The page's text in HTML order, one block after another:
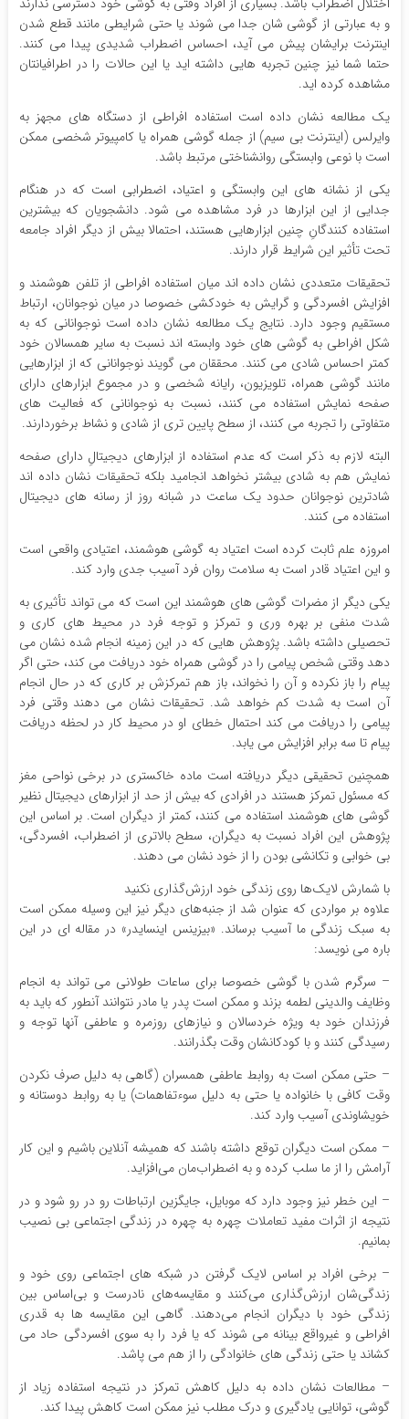
و به عبارتی از گوشی شان جدا می شوند یا حتی شرایطی مانند قطع شدن
اینترنت برایشان پیش می آید، احساس اضطراب شدیدی پیدا می کنند.
حتما شما نیز چنین تجربه هایی داشته اید یا این حالات را در اطرافیانتان
مشاهده کرده اید.
یک مطالعه نشان داده است استفاده افراطی از دستگاه های مجهز به
وایرلس (اینترنت بی سیم) از جمله گوشی همراه یا کامپیوتر شخصی ممکن
است با نوعی وابستگی روانشناختی مرتبط باشد.
یکی از نشانه های این وابستگی و اعتیاد، اضطرابی است که در هنگام
جدایی از این ابزارها در فرد مشاهده می شود. دانشجویان که بیشترین
استفاده کنندگانِ چنین ابزارهایی هستند، احتمالا بیش از دیگر افراد جامعه
تحت تأثیر این شرایط قرار دارند.
تحقیقات متعددی نشان داده اند میان استفاده افراطی از تلفن هوشمند و
افزایش افسردگی و گرایش به خودکشی خصوصا در میان نوجوانان، ارتباط
مستقیم وجود دارد. نتایج یک مطالعه نشان داده است نوجوانانی که به
شکل افراطی به گوشی های خود وابسته اند نسبت به سایر همسالان خود
کمتر احساس شادی می کنند. محققان می گویند نوجوانانی که از ابزارهایی
مانند گوشی همراه، تلویزیون، رایانه شخصی و در مجموع ابزارهای دارای
صفحه نمایش استفاده می کنند، نسبت به نوجوانانی که فعالیت های
متفاوتی را تجربه می کنند، از سطح پایین تری از شادی و نشاط برخوردارند.
البته لازم به ذکر است که عدم استفاده از ابزارهای دیجیتالِ دارای صفحه
نمایش هم به شادی بیشتر نخواهد انجامید بلکه تحقیقات نشان داده اند
شادترین نوجوانان حدود یک ساعت در شبانه روز از رسانه های دیجیتال
استفاده می کنند.
امروزه علم ثابت کرده است اعتیاد به گوشی هوشمند، اعتیادی واقعی است
و این اعتیاد قادر است به سلامت روان فرد آسیب جدی وارد کند.
یکی دیگر از مضرات گوشی های هوشمند این است که می تواند تأثیری به
شدت منفی بر بهره وری و تمرکز و توجه فرد در محیط های کاری و
تحصیلی داشته باشد. پژوهش هایی که در این زمینه انجام شده نشان می
دهد وقتی شخص پیامی را در گوشی همراه خود دریافت می کند، حتی اگر
پیام را باز نکرده و آن را نخواند، باز هم تمرکزش بر کاری که در حال انجام
آن است به شدت کم خواهد شد. تحقیقات نشان می دهند وقتی فرد
پیامی را دریافت می کند احتمال خطای او در محیط کار در لحظه دریافت
پیام تا سه برابر افزایش می یابد.
همچنین تحقیقی دیگر دریافته است ماده خاکستری در برخی نواحی مغز
که مسئول تمرکز هستند در افرادی که بیش از حد از ابزارهای دیجیتال نظیر
گوشی های هوشمند استفاده می کنند، کمتر از دیگران است. بر اساس این
پژوهش این افراد نسبت به دیگران، سطح بالاتری از اضطراب، افسردگی،
بی خوابی و تکانشی بودن را از خود نشان می دهند.
با شمارش لایک‌ها روی زندگی خود ارزش‌گذاری نکنید
علاوه بر مواردی که عنوان شد از جنبه‌های دیگر نیز این وسیله ممکن است
به سبک زندگی ما آسیب برساند. «بیزینس اینسایدر» در مقاله ای در این
باره می نویسد:
– سرگرم شدن با گوشی خصوصا برای ساعات طولانی می تواند به انجام
وظایف والدینی لطمه بزند و ممکن است پدر یا مادر نتوانند آنطور که باید به
فرزندان خود به ویژه خردسالان و نیازهای روزمره و عاطفی آنها توجه و
رسیدگی کنند و با کودکانشان وقت بگذرانند.
– حتی ممکن است به روابط عاطفی همسران (گاهی به دلیل صرف نکردن
وقت کافی با خانواده یا حتی به دلیل سوءتفاهمات) یا به روابط دوستانه و
خویشاوندی آسیب وارد کند.
– ممکن است دیگران توقع داشته باشند که همیشه آنلاین باشیم و این کار
آرامش را از ما سلب کرده و به اضطراب‌مان می‌افزاید.
– این خطر نیز وجود دارد که موبایل، جایگزین ارتباطات رو در رو شود و در
نتیجه از اثرات مفید تعاملات چهره به چهره در زندگی اجتماعی بی نصیب
بمانیم.
– برخی افراد بر اساس لایک گرفتن در شبکه های اجتماعی روی خود و
زندگی‌شان ارزش‌گذاری می‌کنند و مقایسه‌های نادرست و بی‌اساس بین
زندگی خود با دیگران انجام می‌دهند. گاهی این مقایسه ها به قدری
افراطی و غیرواقع بینانه می شوند که یا فرد را به سوی افسردگی حاد می
کشاند یا حتی زندگی های خانوادگی را از هم می پاشد.
– مطالعات نشان داده به دلیل کاهش تمرکز در نتیجه استفاده زیاد از
گوشی، توانایی یادگیری و درک مطلب نیز ممکن است کاهش پیدا کند.